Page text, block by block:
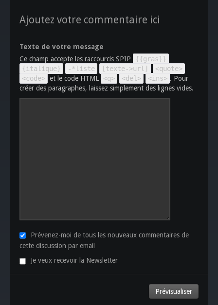
Ajoutez votre commentaire ici
Texte de votre message
Ce champ accepte les raccourcis SPIP
{{gras}}
{italique}
-*liste [texte->url]
<quote>
<code> et le code HTML <q> <del> <ins> . Pour
créer des paragraphes, laissez simplement des lignes vides.
Prévenez-moi de tous les nouveaux commentaires de
cette discussion par email
Je veux recevoir la Newsletter